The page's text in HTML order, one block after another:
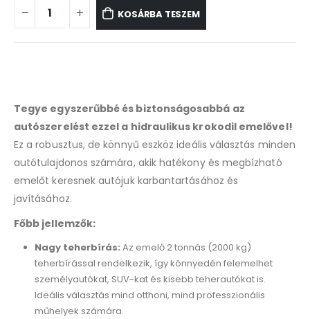
KOSÁRBA TESZEM
Tegye egyszerűbbé és biztonságosabbá az
autószerelést ezzel a hidraulikus krokodil emelővel!
Ez a robusztus, de könnyű eszköz ideális választás minden
autótulajdonos számára, akik hatékony és megbízható
emelőt keresnek autójuk karbantartásához és
javításához.
Főbb jellemzők:
Nagy teherbírás: Az emelő 2 tonnás (2000 kg)
teherbírással rendelkezik, így könnyedén felemelhet
személyautókat, SUV-kat és kisebb teherautókat is.
Ideális választás mind otthoni, mind professzionális
műhelyek számára.